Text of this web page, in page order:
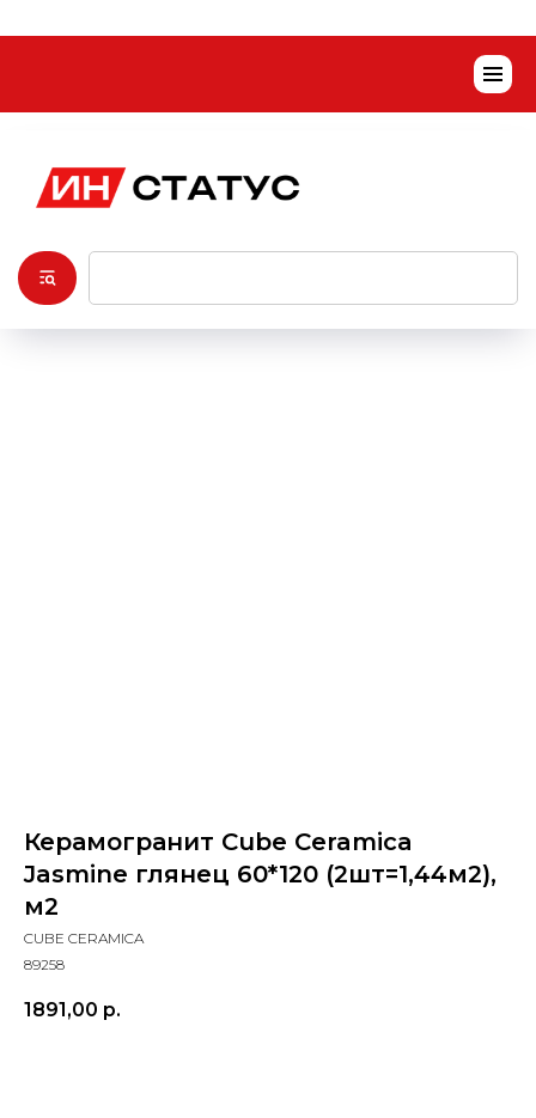
Керамогранит Cube Ceramica
Jasmine глянец 60*120 (2шт=1,44м2),
м2
CUBE CERAMICA
89258
1891,00 р.